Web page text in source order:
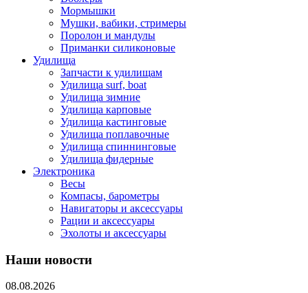
Мормышки
Мушки, вабики, стримеры
Поролон и мандулы
Приманки силиконовые
Удилища
Запчасти к удилищам
Удилища surf, boat
Удилища зимние
Удилища карповые
Удилища кастинговые
Удилища поплавочные
Удилища спиннинговые
Удилища фидерные
Электроника
Весы
Компасы, барометры
Навигаторы и аксессуары
Рации и аксессуары
Эхолоты и аксессуары
Наши новости
08.08.2026